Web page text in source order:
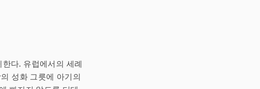
다. 유럽에서의 세례
성화 그릇에 아기의